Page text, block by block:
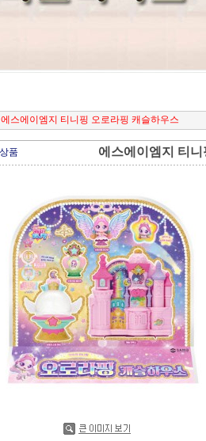
에스에이엠지 티니핑 오로라핑 캐슬하우스
품 에스에이엠지 티